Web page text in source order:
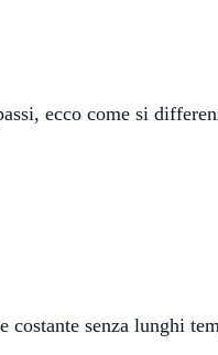
ecco come si
costante senza lunghi